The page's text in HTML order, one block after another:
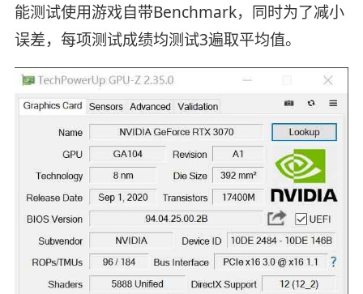
能测试使用游戏自带Benchmark，同时为了减小
误差，每项测试成绩均测试3遍取平均值。